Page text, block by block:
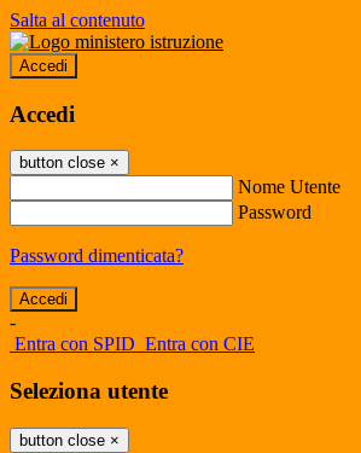
Salta al contenuto
Accedi
Accedi
button close ×
Nome Utente
Password
Password dimenticata?
-
Entra con SPID Entra con CIE
Seleziona utente
button close ×